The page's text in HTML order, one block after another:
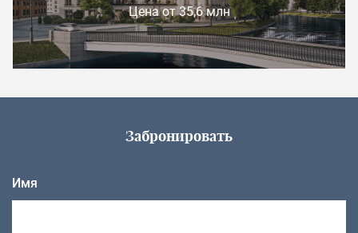
Цена от 35,6 млн
Забронировать
Имя